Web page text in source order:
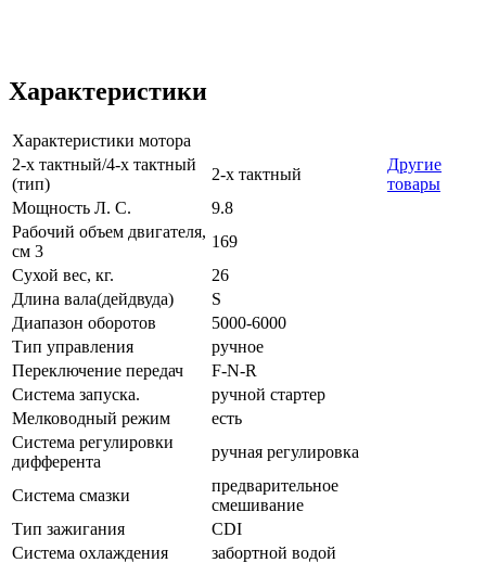
Характеристики
Характеристики мотора
2-х тактный/4-х тактный
(тип)
2-х тактный
Другие
товары
Мощность Л. С.
9.8
Рабочий объем двигателя,
см 3
169
Сухой вес, кг.
26
Длина вала(дейдвуда)
S
Диапазон оборотов
5000-6000
Тип управления
ручное
Переключение передач
F-N-R
Система запуска.
ручной стартер
Мелководный режим
есть
Система регулировки
дифферента
ручная регулировка
Система смазки
предварительное
смешивание
Тип зажигания
CDI
Система охлаждения
забортной водой